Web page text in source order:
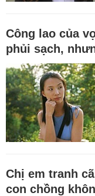
Công lao của
phủi sạch,
Chị em tranh
con chồng